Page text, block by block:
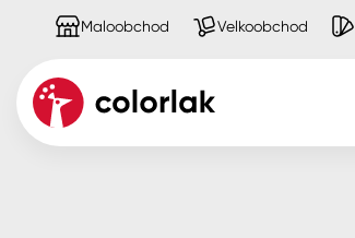
Maloobchod Velkoobchod